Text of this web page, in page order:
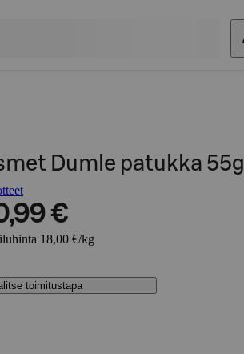
Dumle patukka 55g
€
18,00 €/kg
toimitustapa